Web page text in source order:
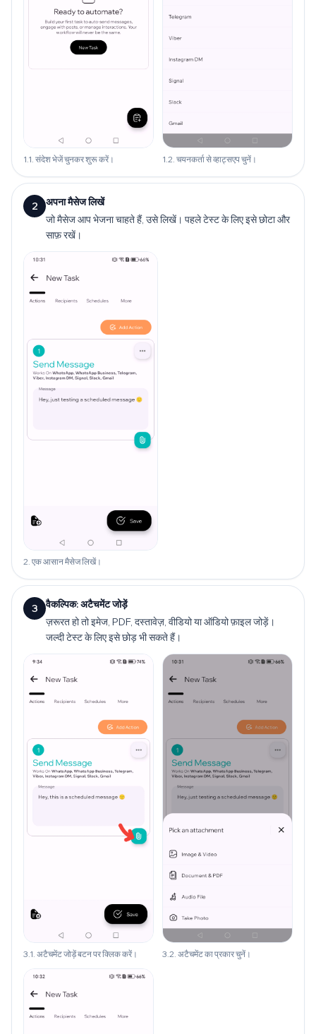
1.1. संदेश भेजें चुनकर शुरू करें। 1.2. चयनकर्ता से व्हाट्सएप चुनें।
2
अपना मैसेज लिखें
जो मैसेज आप भेजना चाहते हैं, उसे लिखें। पहले टेस्ट के लिए इसे छोटा और
साफ़ रखें।
2. एक आसान मैसेज लिखें।
3
वैकल्पिक: अटैचमेंट जोड़ें
ज़रूरत हो तो इमेज, PDF, दस्तावेज़, वीडियो या ऑडियो फ़ाइल जोड़ें।
जल्दी टेस्ट के लिए इसे छोड़ भी सकते हैं।
3.1. अटैचमेंट जोड़ें बटन पर क्लिक करें। 3.2. अटैचमेंट का प्रकार चुनें।